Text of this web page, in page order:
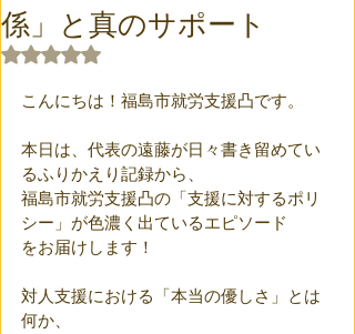
係」と真のサポート
5つ星のうちNaNと評価されています。
こんにちは！福島市就労支援凸です。
本日は、代表の遠藤が日々書き留めてい
るふりかえり記録から、
福島市就労支援凸の「支援に対するポリ
シー」が色濃く出ているエピソード
をお届けします！
対人支援における「本当の優しさ」とは
何か、